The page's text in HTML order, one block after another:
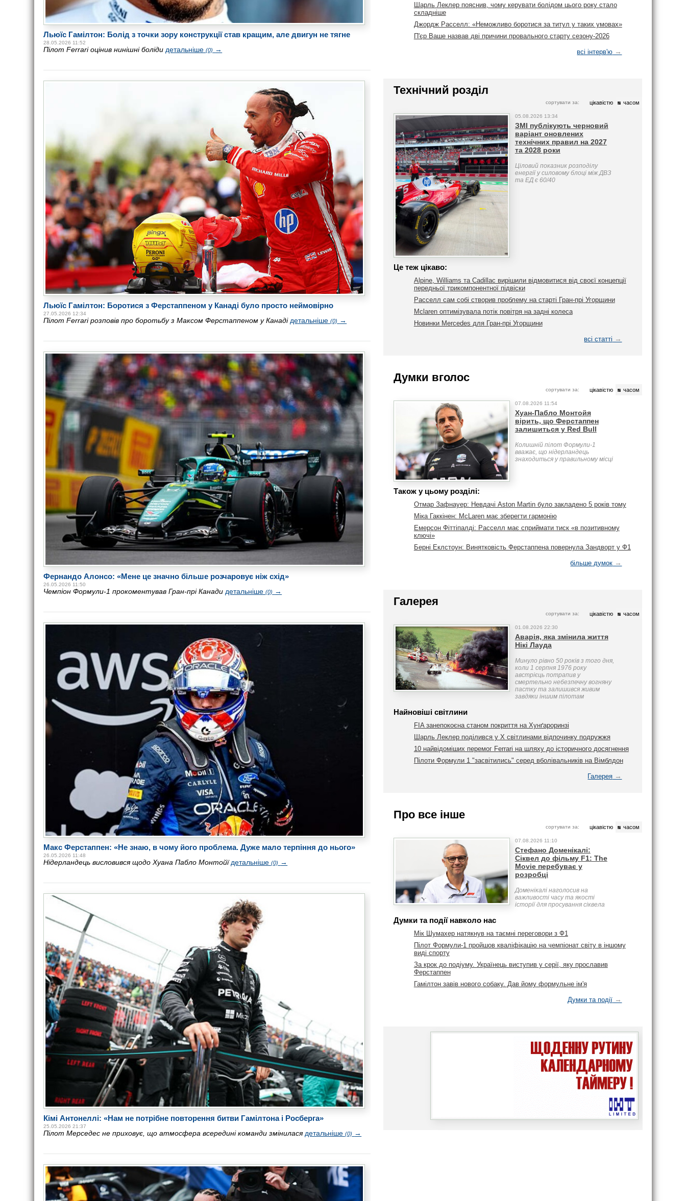
Льюїс Гамілтон: Болід з точки зору конструкції став кращим, але двигун не тягне
28.05.2026 11:52
Пілот Ferrari оцінив нинішні боліди детальніше(0) →
Льюїс Гамілтон: Боротися з Ферстаппеном у Канаді було просто неймовірно
27.05.2026 12:34
Пілот Ferrari розповів про боротьбу з Максом Ферстаппеном у Канаді детальніше(0) →
Фернандо Алонсо: «Мене це значно більше розчаровує ніж схід»
26.05.2026 11:50
Чемпіон Формули-1 прокоментував Гран-прі Канади детальніше(0) →
Макс Ферстаппен: «Не знаю, в чому його проблема. Дуже мало терпіння до нього»
26.05.2026 11:48
Нідерландець висловився щодо Хуана Пабло Монтойї детальніше(0) →
Кімі Антонеллі: «Нам не потрібне повторення битви Гамілтона і Росберга»
25.05.2026 21:37
Пілот Мерседес не приховує, що атмосфера всередині команди змінилася детальніше(0) →
Шарль Леклер пояснив, чому керувати болідом цього року стало
складніше
Джордж Расселл: «Неможливо боротися за титул у таких умовах»
П'єр Ваше назвав дві причини провального старту сезону-2026
всі інтерв'ю →
Технічний розділ
сортувати за: цікавістю часом
05.08.2026 13:34
ЗМІ публікують черновий
варіант оновлених
технічних правил на 2027
та 2028 роки
Ціловий показник розподілу
енергії у силовому блоці між ДВЗ
та ЕД є 60/40
Це теж цікаво:
Alpine, Williams та Cadillac вирішили відмовитися від своєї концепції
передньої трикомпонентної підвіски
Расселл сам собі створив проблему на старті Гран-прі Угорщини
Mclaren оптимізувала потік повітря на задні колеса
Новинки Mercedes для Гран-прі Угорщини
всі статті →
Думки вголос
сортувати за: цікавістю часом
07.08.2026 11:54
Хуан-Пабло Монтойя
вірить, що Ферстаппен
залишиться у Red Bull
Колишній пілот Формули-1
вважає, що нідерландець
знаходиться у правильному місці
Також у цьому розділі:
Отмар Зафнауер: Невдачі Aston Martin було закладено 5 років тому
Міка Гаккінен: McLaren має зберегти гармонію
Емерсон Фіттіпалді: Расселл має сприймати тиск «в позитивному
ключі»
Берні Еклстоун: Винятковість Ферстаппена повернула Зандворт у Ф1
більше думок →
Галерея
сортувати за: цікавістю часом
01.08.2026 22:30
Аварія, яка змінила життя
Нікі Лауда
Минуло рівно 50 років з того дня,
коли 1 серпня 1976 року
австрієць потрапив у
смертельно небезпечну вогняну
пастку та залишився живим
завдяки іншим пілотам
Найновіші світлини
FIA занепокоєна станом покриття на Хунґароринзі
Шарль Леклер поділився у Х світлинами відпочинку подружжя
10 найвідоміших перемог Ferrari на шляху до історичного досягнення
Пілоти Формули 1 "засвітились" серед вболівальників на Вімблдон
Галерея →
Про все інше
сортувати за: цікавістю часом
07.08.2026 11:10
Стефано Доменікалі:
Сіквел до фільму F1: The
Movie перебуває у
розробці
Доменікалі наголосив на
важливості часу та якості
історії для просування сіквела
Думки та події навколо нас
Мік Шумахер натякнув на таємні переговори з Ф1
Пілот Формули-1 пройшов кваліфікацію на чемпіонат світу в іншому
виді спорту
За крок до подіуму. Українець виступив у серії, яку прославив
Ферстаппен
Гамілтон завів нового собаку. Дав йому формульне ім'я
Думки та події →